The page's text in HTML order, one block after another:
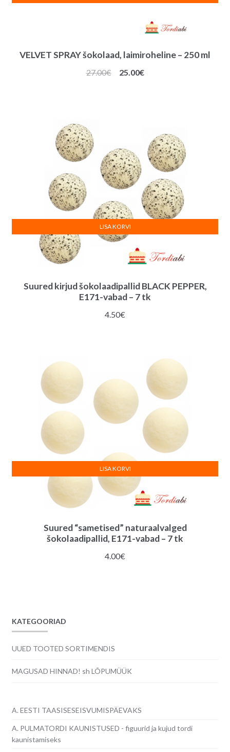
VELVET SPRAY šokolaad, laimiroheline – 250 ml
27.00€
Algne
25.00€Praegune
Suured kirjud šokolaadipallid BLACK PEPPER,
E171-vabad – 7 tk
4.50€
LISA KORVI
Suured “sametised” naturaalvalged
šokolaadipallid, E171-vabad – 7 tk
4.00€
LISA KORVI
KATEGOORIAD
UUED TOOTED SORTIMENDIS
MAGUSAD HINNAD! sh LÕPUMÜÜK
A. EESTI TAASISESEISVUMISPÄEVAKS
A. PULMATORDI KAUNISTUSED - figuurid ja kujud tordi
kaunistamiseks